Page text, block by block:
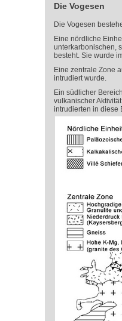
Die Vogesen
Die Vogesen
Eine nördliche
unterkarbonischen,
besteht. Sie wurde
Eine zentrale Zone
intrudiert wurde.
Ein südlicher
vulkanischer
intrudierten in diese